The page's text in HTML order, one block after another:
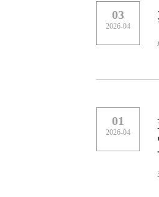
03
2026-04
01
2026-04